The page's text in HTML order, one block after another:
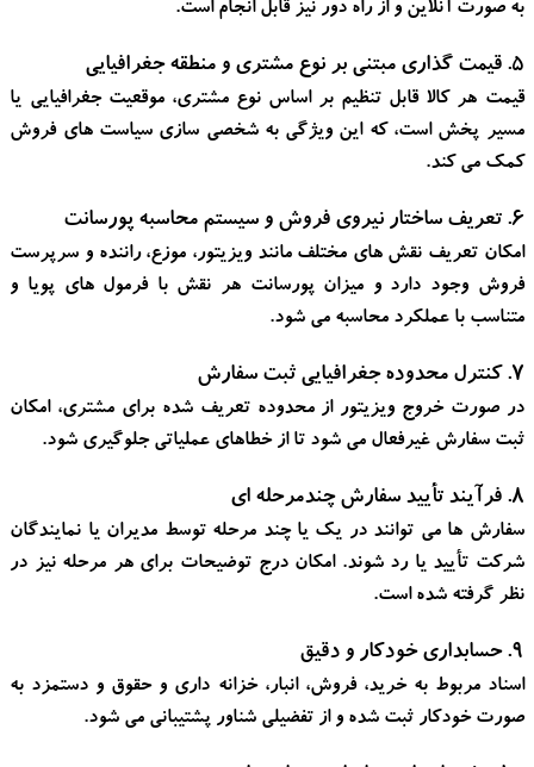
به صورت آنلاین و از راه دور نیز قابل انجام است.
۵. قیمت گذاری مبتنی بر نوع مشتری و منطقه جغرافیایی
قیمت هر کالا قابل تنظیم بر اساس نوع مشتری، موقعیت جغرافیایی یا
مسیر پخش است، که این ویژگی به شخصی سازی سیاست های فروش
کمک می کند.
۶. تعریف ساختار نیروی فروش و سیستم محاسبه پورسانت
امکان تعریف نقش های مختلف مانند ویزیتور، موزع، راننده و سرپرست
فروش وجود دارد و میزان پورسانت هر نقش با فرمول های پویا و
متناسب با عملکرد محاسبه می شود.
۷. کنترل محدوده جغرافیایی ثبت سفارش
در صورت خروج ویزیتور از محدوده تعریف شده برای مشتری، امکان
ثبت سفارش غیرفعال می شود تا از خطاهای عملیاتی جلوگیری شود.
۸. فرآیند تأیید سفارش چندمرحله ای
سفارش ها می توانند در یک یا چند مرحله توسط مدیران یا نمایندگان
شرکت تأیید یا رد شوند. امکان درج توضیحات برای هر مرحله نیز در
نظر گرفته شده است.
۹. حسابداری خودکار و دقیق
اسناد مربوط به خرید، فروش، انبار، خزانه داری و حقوق و دستمزد به
صورت خودکار ثبت شده و از تفضیلی شناور پشتیبانی می شود.